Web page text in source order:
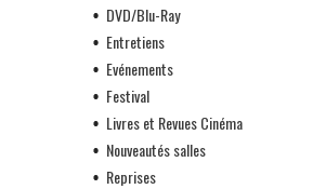
DVD/Blu-Ray
Entretiens
Evénements
Festival
Livres et Revues Cinéma
Nouveautés salles
Reprises